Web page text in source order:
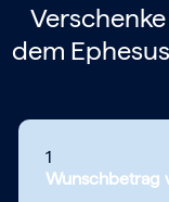
dem
1
Wunschbetrag